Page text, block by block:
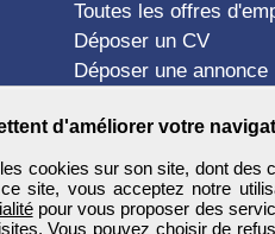
d'améliorer votre
cookies sur son site, dont des
site, vous acceptez notre
pour vous proposer des
Vous pouvez choisir de
Toutes les offres
Déposer un CV
Déposer une annonce